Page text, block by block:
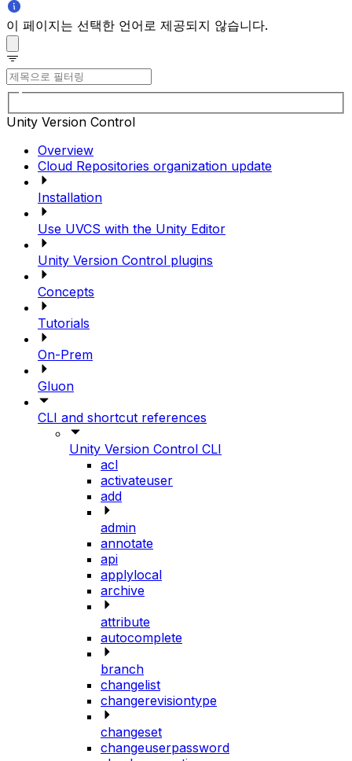
이 페이지는 선택한 언어로 제공되지 않습니다.
Unity Version Control
Overview
Cloud Repositories organization update
Installation
Use UVCS with the Unity Editor
Unity Version Control plugins
Concepts
Tutorials
On-Prem
Gluon
CLI and shortcut references
Unity Version Control CLI
acl
activateuser
add
admin
annotate
api
applylocal
archive
attribute
autocomplete
branch
changelist
changerevisiontype
changeset
changeuserpassword